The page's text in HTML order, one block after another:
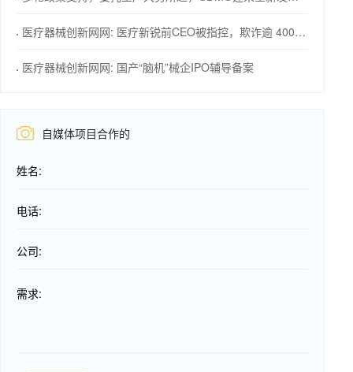
医疗器械创新网网: 医疗新锐前CEO被指控，欺诈逾 4000 万美元
医疗器械创新网网: 国产“脑机”械企IPO辅导备案
自媒体项目合作的
姓名:
电话:
公司:
需求: